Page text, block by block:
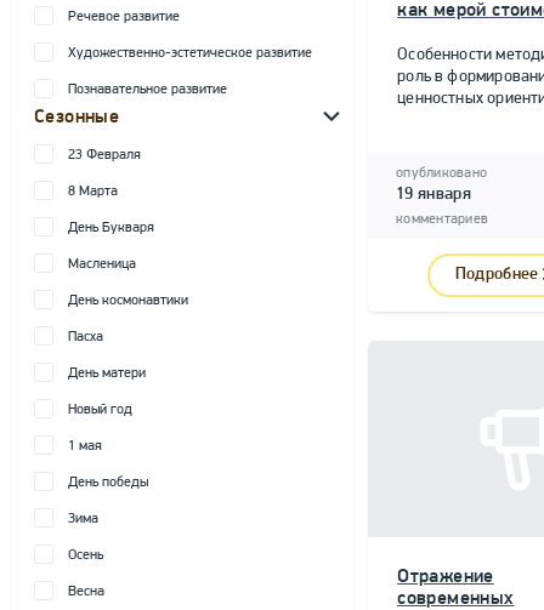
Речевое развитие
Художественно-эстетическое развитие
Познавательное развитие
Сезонные
23 Февраля
8 Марта
День Букваря
Масленица
День космонавтики
Пасха
День матери
Новый год
1 мая
День победы
Зима
Осень
Весна
как мерой
Особенности
роль в
ценностных
опубликовано
19 января
комментариев
Подробнее
Отражение
современных